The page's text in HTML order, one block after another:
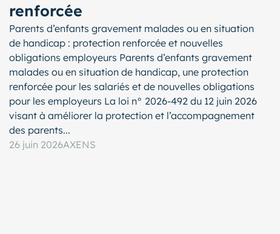
renforcée
Parents d’enfants gravement malades ou en situation
de handicap : protection renforcée et nouvelles
obligations employeurs Parents d’enfants gravement
malades ou en situation de handicap, une protection
renforcée pour les salariés et de nouvelles obligations
pour les employeurs La loi n° 2026-492 du 12 juin 2026
visant à améliorer la protection et l’accompagnement
des parents...
26 juin 2026AXENS